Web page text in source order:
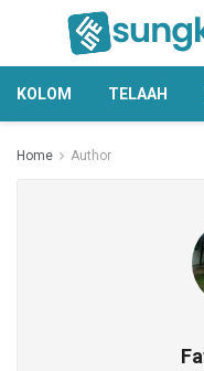
KOLOM TELAAH
Home Author